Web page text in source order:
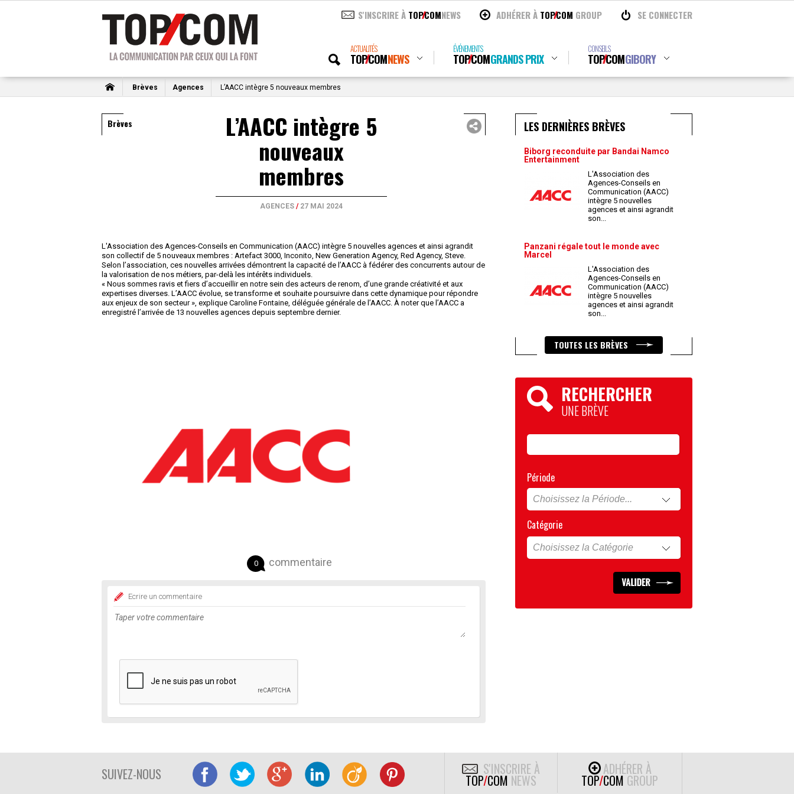
S'INSCRIRE À TOPCOMNEWS ADHÉRER À TOPCOM GROUP SE CONNECTER
ACTUALITÉS
TOPCOMNEWS
ÉVÉNEMENTS
TOPCOMGRANDS PRIX
CONSEILS
TOPCOMGIBORY
Brèves Agences L’AACC intègre 5 nouveaux membres
Brèves L’AACC intègre 5
nouveaux
membres
AGENCES / 27 MAI 2024
L'Association des Agences-Conseils en Communication (AACC) intègre 5 nouvelles agences et ainsi agrandit
son collectif de 5 nouveaux membres : Artefact 3000, Inconito, New Generation Agency, Red Agency, Steve.
Selon l’association, ces nouvelles arrivées démontrent la capacité de l’AACC à fédérer des concurrents autour de
la valorisation de nos métiers, par-delà les intérêts individuels.
« Nous sommes ravis et fiers d’accueillir en notre sein des acteurs de renom, d’une grande créativité et aux
expertises diverses. L’AACC évolue, se transforme et souhaite poursuivre dans cette dynamique pour répondre
aux enjeux de son secteur », explique Caroline Fontaine, déléguée générale de l’AACC. À noter que l’AACC a
enregistré l’arrivée de 13 nouvelles agences depuis septembre dernier.
0 commentaire
Ecrire un commentaire
LES DERNIÈRES BRÈVES
Biborg reconduite par Bandai Namco
Entertainment
L'Association des
Agences-Conseils en
Communication (AACC)
intègre 5 nouvelles
agences et ainsi agrandit
son...
Panzani régale tout le monde avec
Marcel
L'Association des
Agences-Conseils en
Communication (AACC)
intègre 5 nouvelles
agences et ainsi agrandit
son...
TOUTES LES BRÈVES
RECHERCHER
UNE BRÈVE
Période
Catégorie
SUIVEZ-NOUS S'INSCRIRE À
TOP/COM NEWS
ADHÉRER À
TOP/COM GROUP